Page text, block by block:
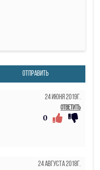
ОТПРАВИТЬ
24 Июня 2019г.
Ответить
0
24 Августа 2018г.